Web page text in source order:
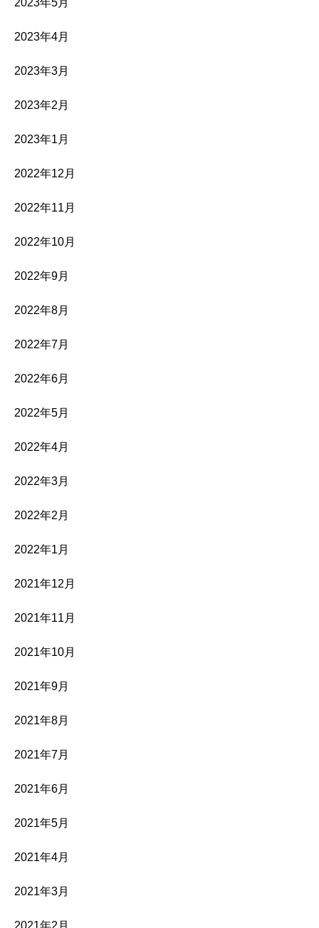
2023年5月
2023年4月
2023年3月
2023年2月
2023年1月
2022年12月
2022年11月
2022年10月
2022年9月
2022年8月
2022年7月
2022年6月
2022年5月
2022年4月
2022年3月
2022年2月
2022年1月
2021年12月
2021年11月
2021年10月
2021年9月
2021年8月
2021年7月
2021年6月
2021年5月
2021年4月
2021年3月